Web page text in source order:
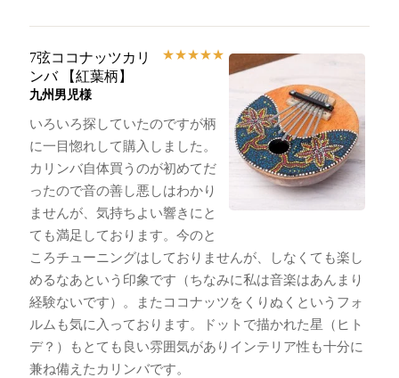
7弦ココナッツカリ
ンバ 【紅葉柄】
★★★★★
九州男児様
いろいろ探していたのですが柄
に一目惚れして購入しました。
カリンバ自体買うのが初めてだ
ったので音の善し悪しはわかり
ませんが、気持ちよい響きにと
ても満足しております。今のと
ころチューニングはしておりませんが、しなくても楽し
めるなあという印象です（ちなみに私は音楽はあんまり
経験ないです）。またココナッツをくりぬくというフォ
ルムも気に入っております。ドットで描かれた星（ヒト
デ？）もとても良い雰囲気がありインテリア性も十分に
兼ね備えたカリンバです。